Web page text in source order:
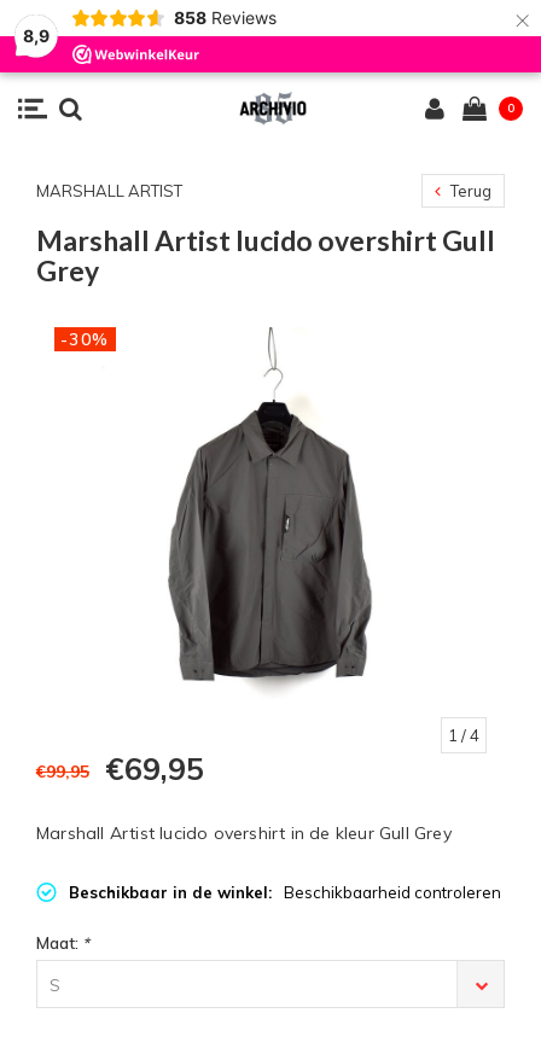
8,9
858 Reviews ×
0
MARSHALL ARTIST Terug
Marshall Artist lucido overshirt Gull
Grey
-30%
1 / 4
€99,95 €69,95
Marshall Artist lucido overshirt in de kleur Gull Grey
Beschikbaar in de winkel: Beschikbaarheid controleren
Maat: *
S